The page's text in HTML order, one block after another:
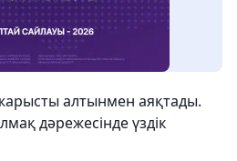
алтынмен аяқтады.
дәрежесінде үздік